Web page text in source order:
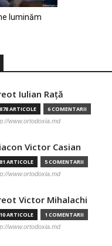
luminăm
Iulian Raţă
ARTICOLE 6 COMENTARII
www.ortodoxia.md
Victor Casian
ARTICOLE 5 COMENTARII
www.ortodoxia.md
Victor Mihalachi
ARTICOLE 1 COMENTARII
www.ortodoxia.md